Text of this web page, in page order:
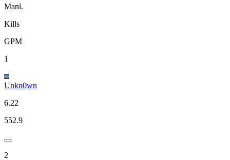
Manl.
Kills
GPM
1
Unkn0wn
6.22
552.9
2